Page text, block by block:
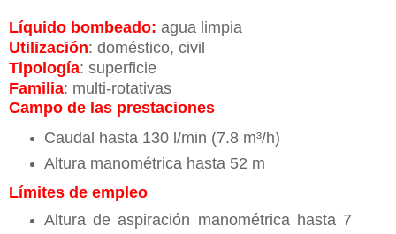
Líquido bombeado: agua limpia
Utilización: doméstico, civil
Tipología: superficie
Familia: multi-rotativas
Campo de las prestaciones
Caudal hasta 130 l/min (7.8 m³/h)
Altura manométrica hasta 52 m
Límites de empleo
Altura de aspiración manométrica hasta 7